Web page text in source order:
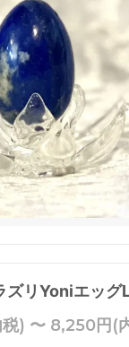
ズリYoniエッグ
) 〜 8,250円(